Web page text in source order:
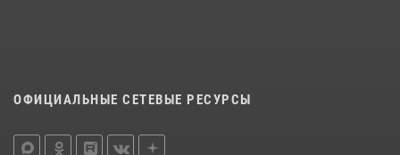
ОФИЦИАЛЬНЫЕ СЕТЕВЫЕ РЕСУРСЫ